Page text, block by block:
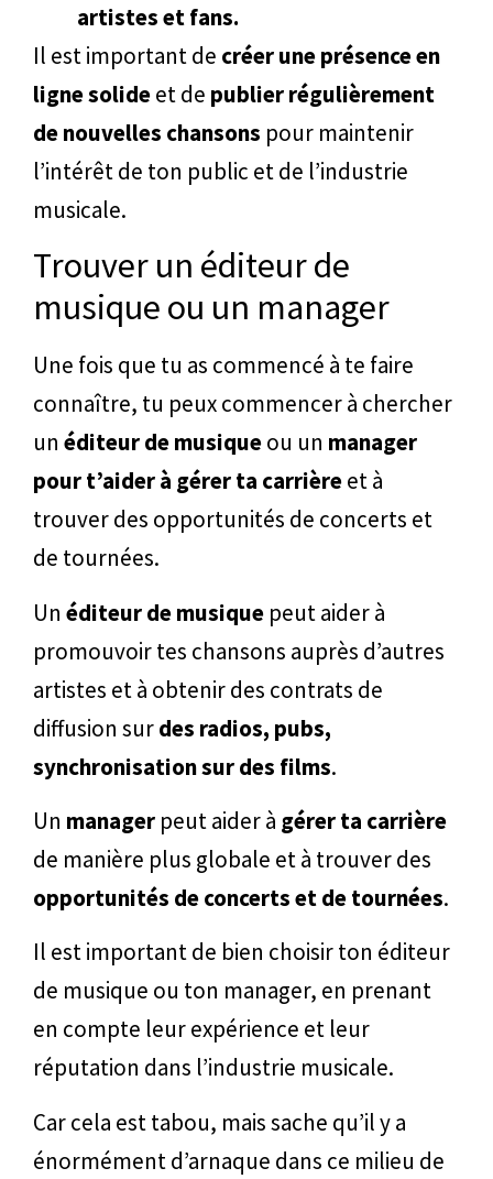
artistes et fans.
Il est important de créer une présence en
ligne solideet de publier régulièrement
de nouvelles chansons pour maintenir
l’intérêt de ton public et de l’industrie
musicale.
Trouver un éditeur de
musique ou un manager
Une fois que tu as commencé à te faire
connaître, tu peux commencer à chercher
un éditeur de musiqueou un manager
pour t’aider à gérer ta carrièreet à
trouver des opportunités de concerts et
de tournées.
Un éditeur de musique peut aider à
promouvoir tes chansons auprès d’autres
artistes et à obtenir des contrats de
diffusion surdes radios, pubs,
synchronisation sur des films.
Un manager peut aider à gérer ta carrière
de manière plus globale et à trouver des
opportunités de concerts et de tournées.
Il est important de bien choisir ton éditeur
de musique ou ton manager, en prenant
en compte leur expérience et leur
réputation dans l’industrie musicale.
Car cela est tabou, mais sache qu’il y a
énormément d’arnaque dans ce milieu de